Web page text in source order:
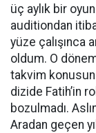
üç aylık bir
auditiondan
yüze çalışınca
oldum. O
takvim
dizide Fatih’in
bozulmadı.
Aradan geçen